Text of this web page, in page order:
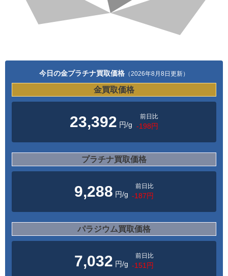
今日の金プラチナ買取価格 （2026年8月8日更新）
金買取価格
23,392 円/g
前日比
-198円
プラチナ買取価格
9,288 円/g
前日比
-187円
パラジウム買取価格
7,032 円/g
前日比
-151円